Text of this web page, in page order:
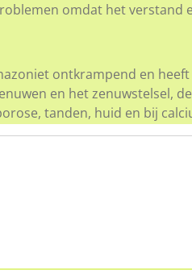
omdat het verstand
ontkrampend en
en het zenuwstelsel,
tanden, huid en bij